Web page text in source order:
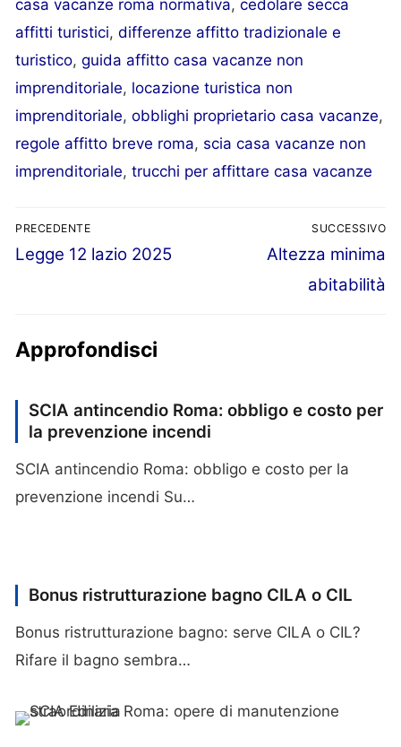
casa vacanze roma normativa, cedolare secca
affitti turistici, differenze affitto tradizionale e
turistico, guida affitto casa vacanze non
imprenditoriale, locazione turistica non
imprenditoriale, obblighi proprietario casa vacanze,
regole affitto breve roma, scia casa vacanze non
imprenditoriale, trucchi per affittare casa vacanze
Navigazione
PRECEDENTE
Articolo
Legge 12 lazio 2025
SUCCESSIVO
Articolo
successivo:
Altezza minima
abitabilità
Approfondisci
SCIA antincendio Roma: obbligo e costo per
la prevenzione incendi
SCIA antincendio Roma: obbligo e costo per la
prevenzione incendi Su…
Bonus ristrutturazione bagno CILA o CIL
Bonus ristrutturazione bagno: serve CILA o CIL?
Rifare il bagno sembra…